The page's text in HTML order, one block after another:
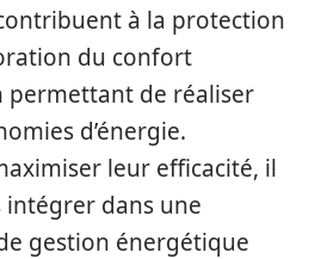
à la protection
du confort
de réaliser
d’énergie.
leur efficacité, il
intégrer dans une
gestion énergétique